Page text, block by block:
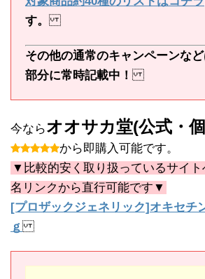
す。
その他の通常のキャンペーンな
部分に常時記載中！
今ならオオサカ堂(公式・
から即購入可能です。
▼比較的安く取り扱っているサイ
名リンクから直行可能です▼
[プロザックジェネリック]オキセチ
ｇ